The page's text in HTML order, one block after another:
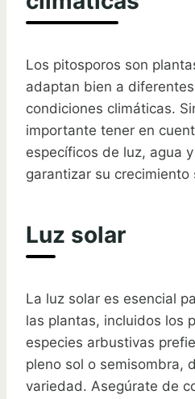
Los pitosporos son
adaptan bien a
condiciones climáticas.
importante tener en
específicos de luz, agua
garantizar su crecimiento
Luz solar
La luz solar es esencial
las plantas, incluidos los
especies arbustivas
pleno sol o semisombra,
variedad. Asegúrate de